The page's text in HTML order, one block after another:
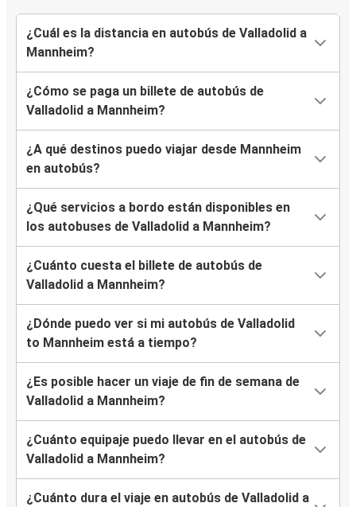
¿Cuál es la distancia en autobús de Valladolid a
Mannheim?
¿Cómo se paga un billete de autobús de
Valladolid a Mannheim?
¿A qué destinos puedo viajar desde Mannheim
en autobús?
¿Qué servicios a bordo están disponibles en
los autobuses de Valladolid a Mannheim?
¿Cuánto cuesta el billete de autobús de
Valladolid a Mannheim?
¿Dónde puedo ver si mi autobús de Valladolid
to Mannheim está a tiempo?
¿Es posible hacer un viaje de fin de semana de
Valladolid a Mannheim?
¿Cuánto equipaje puedo llevar en el autobús de
Valladolid a Mannheim?
¿Cuánto dura el viaje en autobús de Valladolid a